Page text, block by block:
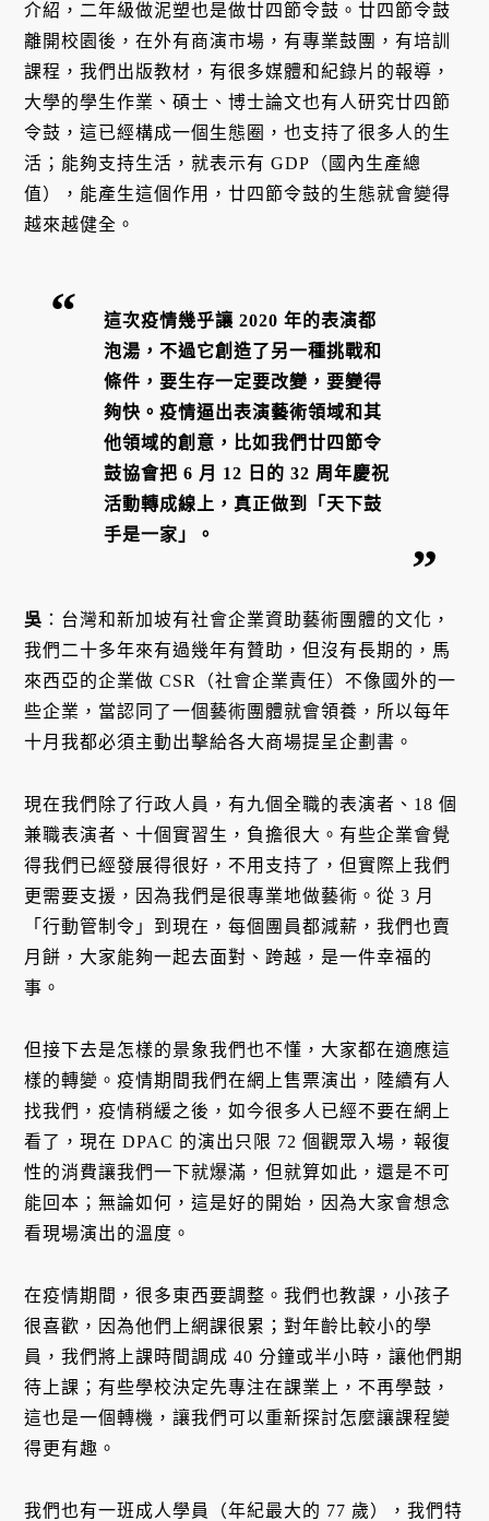
介紹，二年級做泥塑也是做廿四節令鼓。廿四節令鼓
離開校園後，在外有商演市場，有專業鼓團，有培訓
課程，我們出版教材，有很多媒體和紀錄片的報導，
大學的學生作業、碩士、博士論文也有人研究廿四節
令鼓，這已經構成一個生態圈，也支持了很多人的生
活；能夠支持生活，就表示有 GDP（國內生產總
值），能產生這個作用，廿四節令鼓的生態就會變得
越來越健全。
這次疫情幾乎讓 2020 年的表演都
泡湯，不過它創造了另一種挑戰和
條件，要生存一定要改變，要變得
夠快。疫情逼出表演藝術領域和其
他領域的創意，比如我們廿四節令
鼓協會把 6 月 12 日的 32 周年慶祝
活動轉成線上，真正做到「天下鼓
手是一家」。
吳 ：台灣和新加坡有社會企業資助藝術團體的文化，
我們二十多年來有過幾年有贊助，但沒有長期的，馬
來西亞的企業做 CSR（社會企業責任）不像國外的一
些企業，當認同了一個藝術團體就會領養，所以每年
十月我都必須主動出擊給各大商場提呈企劃書。
現在我們除了行政人員，有九個全職的表演者、18 個
兼職表演者、十個實習生，負擔很大。有些企業會覺
得我們已經發展得很好，不用支持了，但實際上我們
更需要支援，因為我們是很專業地做藝術。從 3 月
「行動管制令」到現在，每個團員都減薪，我們也賣
月餅，大家能夠一起去面對、跨越，是一件幸福的
事。
但接下去是怎樣的景象我們也不懂，大家都在適應這
樣的轉變。疫情期間我們在網上售票演出，陸續有人
找我們，疫情稍緩之後，如今很多人已經不要在網上
看了，現在 DPAC 的演出只限 72 個觀眾入場，報復
性的消費讓我們一下就爆滿，但就算如此，還是不可
能回本；無論如何，這是好的開始，因為大家會想念
看現場演出的溫度。
在疫情期間，很多東西要調整。我們也教課，小孩子
很喜歡，因為他們上網課很累；對年齡比較小的學
員，我們將上課時間調成 40 分鐘或半小時，讓他們期
待上課；有些學校決定先專注在課業上，不再學鼓，
這也是一個轉機，讓我們可以重新探討怎麼讓課程變
得更有趣。
我們也有一班成人學員（年紀最大的 77 歲），我們特